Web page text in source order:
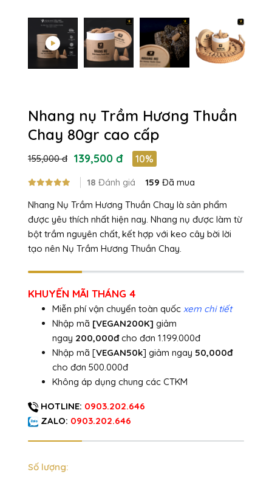
Nhang nụ Trầm Hương Thuần
Chay 80gr cao cấp
155,000 đ 139,500 đ 10%
18 Đánh giá 159 Đã mua
Nhang Nụ Trầm Hương Thuần Chay là sản phẩm
được yêu thích nhất hiện nay. Nhang nụ được làm từ
bột trầm nguyên chất, kết hợp với keo cây bời lời
tạo nên Nụ Trầm Hương Thuần Chay.
KHUYẾN MÃI THÁNG 4
Miễn phí vận chuyển toàn quốc xem chi tiết
Nhập mã [VEGAN200K] giảm
ngay 200,000đcho đơn 1.199.000đ
Nhập mã [VEGAN50k] giảm ngay 50,000đ
cho đơn 500.000đ
Không áp dụng chung các CTKM
HOTLINE: 0903.202.646
ZALO: 0903.202.646
Số lượng: